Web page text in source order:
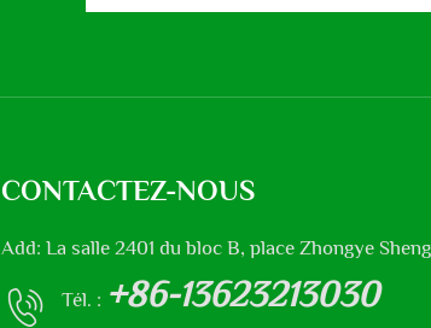
CONTACTEZ-NOUS
Add: La salle 2401 du bloc B, place Zhongye
Tél. : +86-13623213030